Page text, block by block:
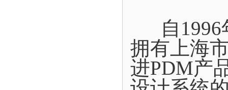
自1996
拥有上海
进PDM产